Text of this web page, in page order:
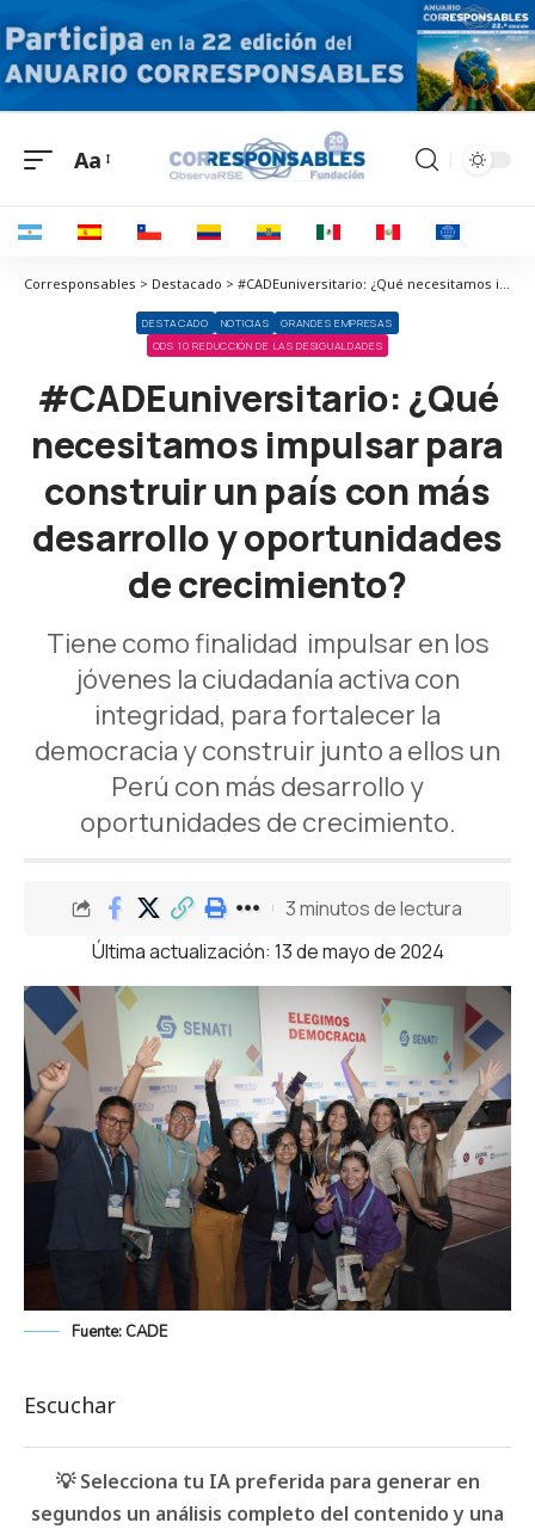
Aa
Corresponsables > Destacado > #CADEuniversitario: ¿Qué necesitamos impulsar para construir un país con más desarrollo y oportunidades de crecimiento?
DESTACADO NOTICIAS
GRANDES EMPRESAS
ODS 10 REDUCCIÓN DE LAS DESIGUALDADES
#CADEuniversitario: ¿Qué
necesitamos impulsar para
construir un país con más
desarrollo y oportunidades
de crecimiento?
Tiene como finalidad impulsar en los
jóvenes la ciudadanía activa con
integridad, para fortalecer la
democracia y construir junto a ellos un
Perú con más desarrollo y
oportunidades de crecimiento.
Última actualización: 13 de mayo de 2024
3 minutos de lectura
Fuente: CADE
Escuchar
💡 Selecciona tu IA preferida para generar en
segundos un análisis completo del contenido y una